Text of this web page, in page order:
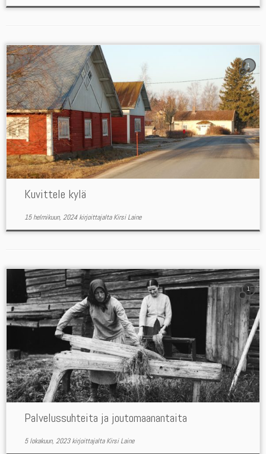
1
Kuvittele kylä
15 helmikuun, 2024 kirjoittajaltaKirsi Laine
1
Palvelussuhteita ja joutomaanantaita
5 lokakuun, 2023 kirjoittajaltaKirsi Laine